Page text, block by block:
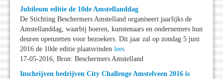
Jubileum editie de 10de Amstellanddag
De Stichting Beschermers Amstelland organiseert jaarlijks de
Amstellanddag, waarbij boeren, kunstenaars en ondernemers hun
deuren openzetten voor bezoekers. Dit jaar zal op zondag 5 juni
2016 de 10de editie plaatsvinden lees
17-05-2016, Bron: Beschermers Amstelland
Inschrijven bedrijven City Challenge Amstelveen 2016 is